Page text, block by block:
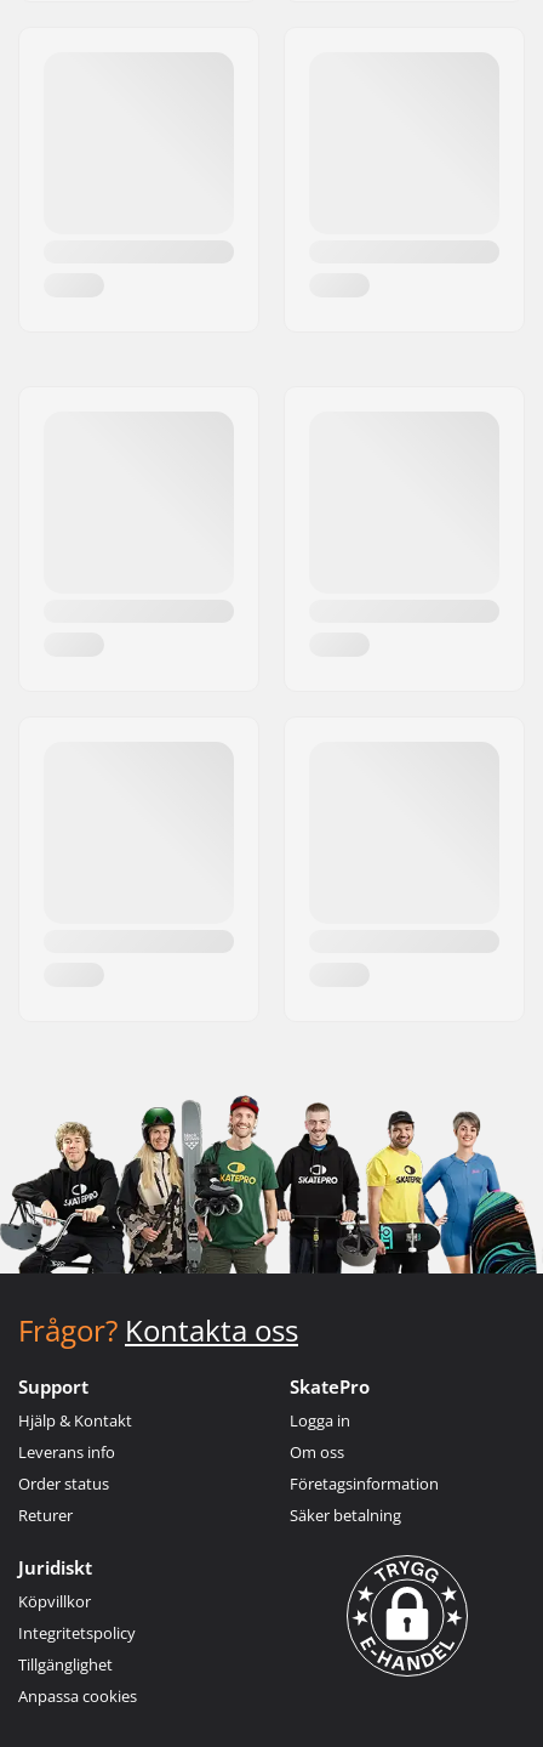
Frågor? Kontakta oss
Support
Hjälp & Kontakt
Leverans info
Order status
Returer
SkatePro
Logga in
Om oss
Företagsinformation
Säker betalning
Juridiskt
Köpvillkor
Integritetspolicy
Tillgänglighet
Anpassa cookies